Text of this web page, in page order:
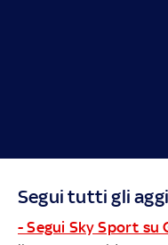
Segui tutti gli
- Segui Sky Sport su